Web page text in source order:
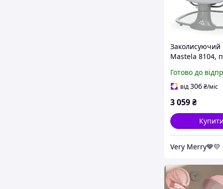
Заколисуючий
Mastela 8104,
сітка
Готово до
від306₴/міс
3 059₴
Купити
Very Merry💙💛